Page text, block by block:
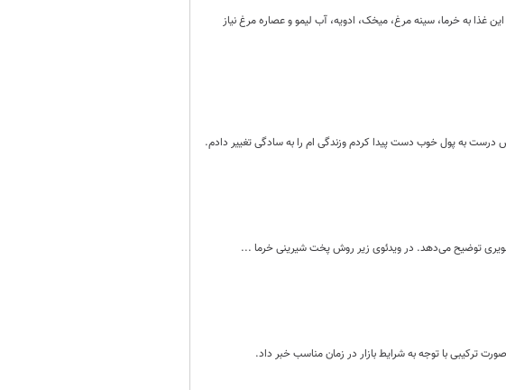
غذا به خرما، سینه مرغ، میخک، ادویه، آب لیمو و عصاره مرغ نیاز
به پول خوب دست پیدا کردم وزندگی ام را به سادگی تغییر دادم.
توضیح می‌دهد. در ویدئوی زیر روش پخت شیرینی خرما ...
ترکیبی با توجه به شرایط بازار در زمان مناسب خبر داد.